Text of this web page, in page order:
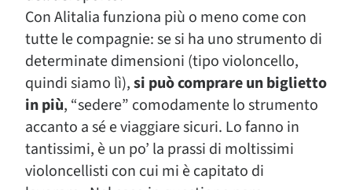
Con Alitalia funziona più o meno come con
tutte le compagnie: se si ha uno strumento di
determinate dimensioni (tipo violoncello,
quindi siamo lì),si può comprare un biglietto
in più, “sedere” comodamente lo strumento
accanto a sé e viaggiare sicuri. Lo fanno in
tantissimi, è un po’ la prassi di moltissimi
violoncellisti con cui mi è capitato di